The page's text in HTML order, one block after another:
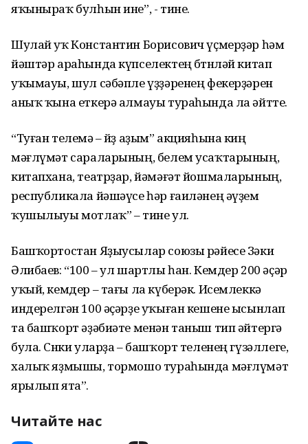
яҡыныраҡ булһын ине”, - тине.
Шулай уҡ Константин Борисович үҫмерҙәр һәм
йәштәр араһында күпселектең бөтөнләй китап
уҡымауы, шул сәбәпле үҙҙәренең фекерҙәрен
аныҡ ҡына еткерә алмауы тураһында ла әйтте.
“Туған телемә – йөҙ аҙым” акцияһына киң
мәғлүмәт сараларының, белем усаҡтарының,
китапхана, театрҙар, йәмәғәт йошмаларының,
республикала йәшәүсе һәр ғаиләнең әүҙем
ҡушылыуы мотлаҡ” – тине ул.
Башҡортостан Яҙыусылар союзы рәйесе Зәки
Әлибаев: “100 – ул шартлы һан. Кемдер 200 әҫәр
уҡый, кемдер – тағы ла күберәк. Исемлеккә
индерелгән 100 әҫәрҙе уҡыған кешене ысынлап
та башҡорт әҙәбиәте менән таныш тип әйтергә
була. Сөнки уларҙа – башҡорт теленең гүзәллеге,
халыҡ яҙмышы, тормошо тураһында мәғлүмәт
ярылып ята”.
Читайте нас